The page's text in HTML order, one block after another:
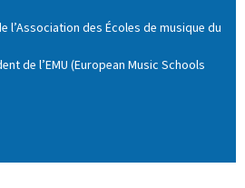
l’Association des Écoles de musique du
de l’EMU (European Music Schools